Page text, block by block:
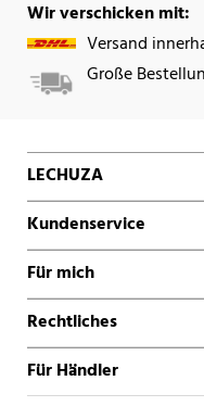
Wir verschicken mit:
Versand
Große
LECHUZA
Kundenservice
Für mich
Rechtliches
Für Händler